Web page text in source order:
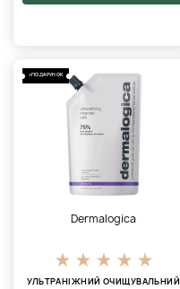
+ПОДАРУНОК
Dermalogica
УЛЬТРАНІЖНИЙ ОЧИЩУВАЛЬНИЙ